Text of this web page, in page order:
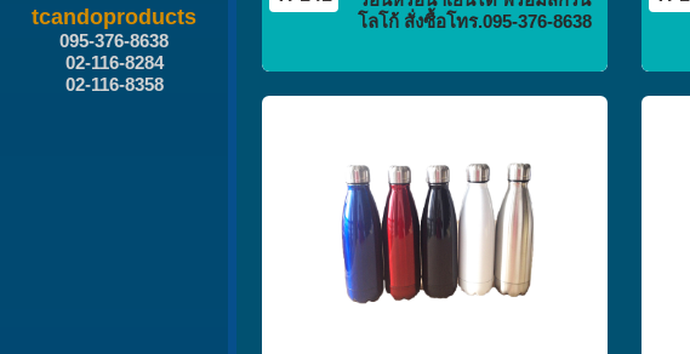
tcandoproducts
095-376-8638
02-116-8284
02-116-8358
โลโก้ สั่งซื้อโทร.095-376-8638
flask vacuum